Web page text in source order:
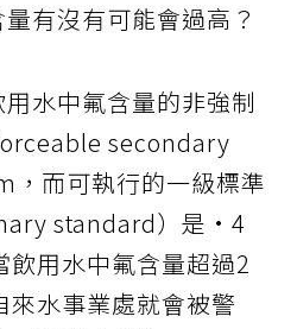
有沒有可能會過高？
用水中氟含量的非強制
secondary
而可執行的一級標準
standard）是·4
用水中氟含量超過2
水事業處就會被警